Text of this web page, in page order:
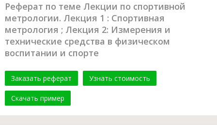
Реферат по теме Лекции по спортивной
метрологии. Лекция 1 : Спортивная
метрология ; Лекция 2: Измерения и
технические средства в физическом
воспитании и спорте
Заказать реферат Узнать стоимость
Скачать пример